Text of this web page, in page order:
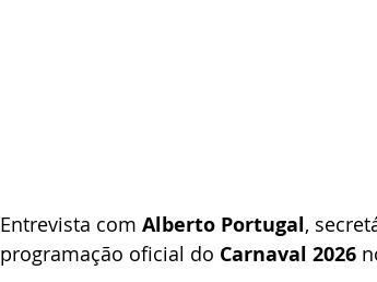
Entrevista com Alberto Portugal,
programação oficial do Carnaval 2026